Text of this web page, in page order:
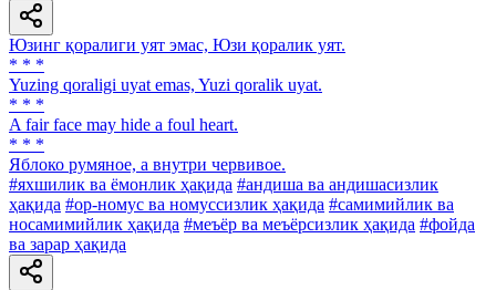
Юзинг қоралиги уят эмас, Юзи қоралик уят.
* * *
Yuzing qoraligi uyat emas, Yuzi qoralik uyat.
* * *
A fair face may hide a foul heart.
* * *
Яблоко румяное, а внутри червивое.
#яхшилик ва ёмонлик ҳақида #андиша ва андишасизлик
ҳақида #ор-номус ва номуссизлик ҳақида #самимийлик ва
носамимийлик ҳақида #меъёр ва меъёрсизлик ҳақида #фойда
ва зарар ҳақида